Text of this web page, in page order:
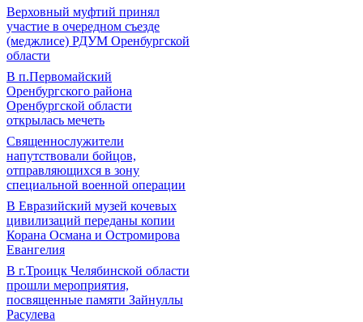
Верховный муфтий принял
участие в очередном съезде
(меджлисе) РДУМ Оренбургской
области
В п.Первомайский
Оренбургского района
Оренбургской области
открылась мечеть
Священнослужители
напутствовали бойцов,
отправляющихся в зону
специальной военной операции
В Евразийский музей кочевых
цивилизаций переданы копии
Корана Османа и Остромирова
Евангелия
В г.Троицк Челябинской области
прошли мероприятия,
посвященные памяти Зайнуллы
Расулева